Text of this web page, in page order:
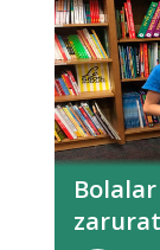
zarurat (2024-yil yakunlari